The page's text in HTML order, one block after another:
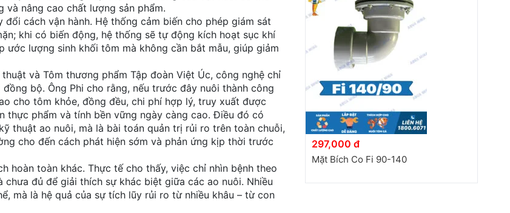
và nâng cao chất lượng sản phẩm.
cách vận hành. Hệ thống cảm biến cho phép giám sát
khi có biến động, hệ thống sẽ tự động kích hoạt sục khí
lượng sinh khối tôm mà không cần bắt mẫu, giúp giảm
và Tôm thương phẩm Tập đoàn Việt Úc, công nghệ chỉ
bộ. Ông Phi cho rằng, nếu trước đây nuôi thành công
cho tôm khỏe, đồng đều, chi phí hợp lý, truy xuất được
thực phẩm và tính bền vững ngày càng cao. Điều đó có
thuật ao nuôi, mà là bài toán quản trị rủi ro trên toàn chuỗi,
cho đến cách phát hiện sớm và phản ứng kịp thời trước
hoàn toàn khác. Thực tế cho thấy, việc chỉ nhìn bệnh theo
đủ để giải thích sự khác biệt giữa các ao nuôi. Nhiều
mà là hệ quả của sự tích lũy rủi ro từ nhiều khâu – từ con
297,000 đ
Mặt Bích Co Fi 90-140